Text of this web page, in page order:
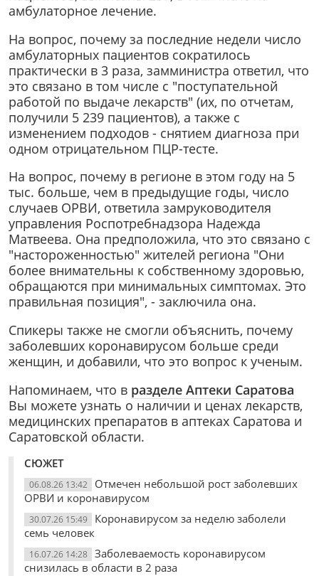
амбулаторное лечение.
На вопрос, почему за последние недели число
амбулаторных пациентов сократилось
практически в 3 раза, замминистра ответил, что
это связано в том числе с "поступательной
работой по выдаче лекарств" (их, по отчетам,
получили 5 239 пациентов), а также с
изменением подходов - снятием диагноза при
одном отрицательном ПЦР-тесте.
На вопрос, почему в регионе в этом году на 5
тыс. больше, чем в предыдущие годы, число
случаев ОРВИ, ответила замруководителя
управления Роспотребнадзора Надежда
Матвеева. Она предположила, что это связано с
"настороженностью" жителей региона "Они
более внимательны к собственному здоровью,
обращаются при минимальных симптомах. Это
правильная позиция", - заключила она.
Спикеры также не смогли объяснить, почему
заболевших коронавирусом больше среди
женщин, и добавили, что это вопрос к ученым.
Напоминаем, что в разделе Аптеки Саратова
Вы можете узнать о наличии и ценах лекарств,
медицинских препаратов в аптеках Саратова и
Саратовской области.
СЮЖЕТ
06.08.26 13:42
Отмечен небольшой рост заболевших
ОРВИ и коронавирусом
30.07.26 15:49
Коронавирусом за неделю заболели
семь человек
16.07.26 14:28
Заболеваемость коронавирусом
снизилась в области в 2 раза